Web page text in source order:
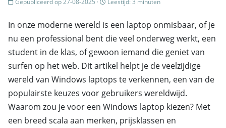
Gepubliceerd op 27-08-2025 · Leestijd: 3 minuten
In onze moderne wereld is een laptop onmisbaar, of je
nu een professional bent die veel onderweg werkt, een
student in de klas, of gewoon iemand die geniet van
surfen op het web. Dit artikel helpt je de veelzijdige
wereld van Windows laptops te verkennen, een van de
populairste keuzes voor gebruikers wereldwijd.
Waarom zou je voor een Windows laptop kiezen? Met
een breed scala aan merken, prijsklassen en